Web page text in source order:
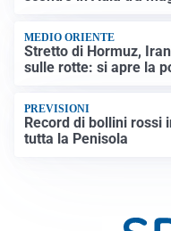
MEDIO ORIENTE
Stretto di Hormuz,
sulle rotte: si apre la
PREVISIONI
Record di bollini rossi
tutta la Penisola